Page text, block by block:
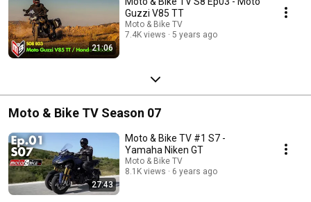
21:06
Guzzi V85 TT
Moto & Bike TV
7.4K views
5 years ago
Moto & Bike TV Season 07
27:43
Moto & Bike TV #1 S7 -
Yamaha Niken GT
Moto & Bike TV
8.1K views
6 years ago